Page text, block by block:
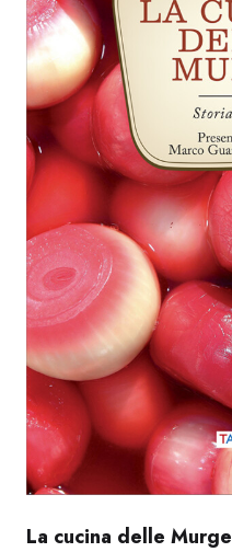
La cucina delle Murge